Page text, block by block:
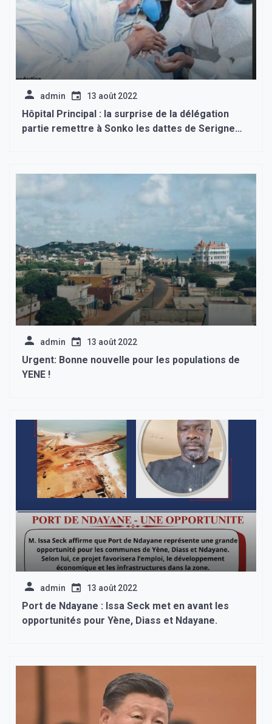
admin 13 août 2022
Hôpital Principal : la surprise de la délégation
partie remettre à Sonko les dattes de Serigne
admin 13 août 2022
Urgent: Bonne nouvelle pour les populations de
YENE !
admin 13 août 2022
Port de Ndayane : Issa Seck met en avant les
opportunités pour Yène, Diass et Ndayane.